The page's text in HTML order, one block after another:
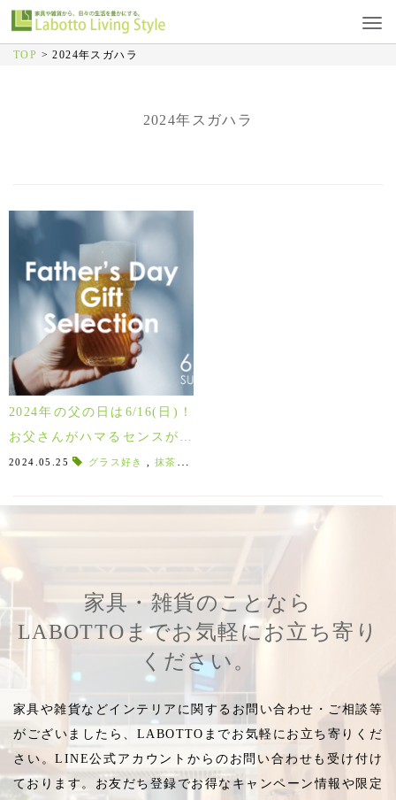
TOP >2024年スガハラ
2024年スガハラ
2024年の父の日は6/16(日)！
お父さんがハマるセンスが良
い父の日ギフト特集♪
2024.05.25 グラス好き ,抹茶好き
家具・雑貨のことなら
LABOTTOまでお気軽にお立ち寄り
ください。
家具や雑貨などインテリアに関するお問い合わせ・ご相談等
がございましたら、LABOTTOまでお気軽にお立ち寄りくだ
さい。LINE公式アカウントからのお問い合わせも受け付け
ております。お友だち登録でお得なキャンペーン情報や限定